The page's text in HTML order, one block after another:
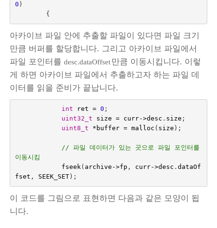
0 )
{
아카이브 파일 안에 추출할 파일이 있다면 파일 크기
만큼 버퍼를 할당합니다. 그리고 아카이브 파일에서
파일 포인터를 desc.dataOffset만큼 이동시킵니다. 이렇
게 하면 아카이브 파일에서 추출하고자 하는 파일 데
이터를 읽을 준비가 끝납니다.
int ret = 0 ;
uint32_t
size = curr->desc . size ;
uint8_t
* buffer = malloc ( size );
// 파일 데이터가 있는 곳으로 파일 포인터를
이동시킴
fseek( archive ->fp , curr->desc . dataOf
fset , SEEK_SET);
이 코드를 그림으로 표현하면 다음과 같은 모양이 됩
니다.